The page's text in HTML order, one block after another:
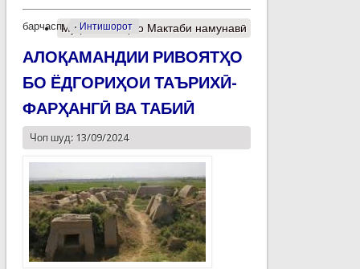
барчасп: Интишорот
Муфассалтар о Мактаби намунавӣ
АЛОҚАМАНДИИ РИВОЯТҲО
БО ЁДГОРИҲОИ ТАЪРИХӢ-
ФАРҲАНГӢ ВА ТАБИӢ
Чоп шуд: 13/09/2024